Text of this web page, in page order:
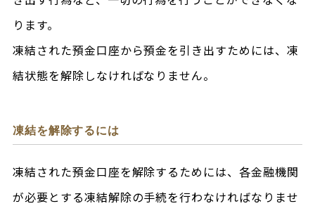
ります。
凍結された預金口座から預金を引き出すためには、凍
結状態を解除しなければなりません。
凍結を解除するには
凍結された預金口座を解除するためには、各金融機関
が必要とする凍結解除の手続を行わなければなりませ